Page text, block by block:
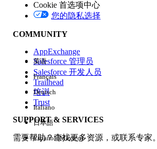
版本
体验
Cookie 首选项中心
您的隐私选择
COMMUNITY
AppExchange
Salesforce 管理员
Salesforce 开发人员
Trailhead
培训
Trust
SUPPORT & SERVICES
需要帮助？查找更多资源，或联系专家。
英语
Français
Deutsch
Italiano
日本語
Español (México)